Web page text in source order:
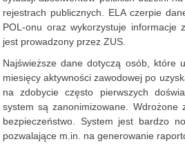
rejestrach publicznych. ELA czerpie
POL-onu oraz wykorzystuje informacje
jest prowadzony przez ZUS.
Najświeższe dane dotyczą osób, które
miesięcy aktywności zawodowej po
na zdobycie często pierwszych
system są zanonimizowane. Wdrożone
bezpieczeństwo. System jest bardzo
pozwalające m.in. na generowanie